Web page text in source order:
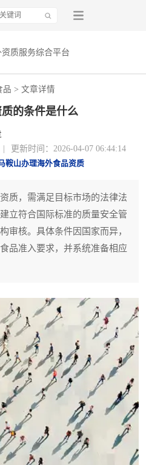
资质服务综合平台
品 > 文章详情
的条件是什么
更新时间：2026-04-07 06:44:14
鞍山办理海外食品资质
质，需满足目标市场的法律法
立符合国际标准的质量安全管
审核。具体条件因国家而异，
品准入要求，并系统准备相应